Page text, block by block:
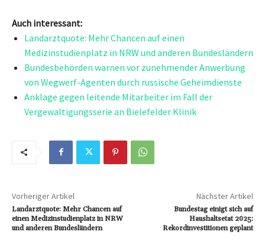
Auch interessant:
Landarztquote: Mehr Chancen auf einen
Medizinstudienplatz in NRW und anderen Bundesländern
Bundesbehörden warnen vor zunehmender Anwerbung
von Wegwerf-Agenten durch russische Geheimdienste
Anklage gegen leitende Mitarbeiter im Fall der
Vergewaltigungsserie an Bielefelder Klinik
Vorheriger Artikel
Landarztquote: Mehr Chancen auf
einen Medizinstudienplatz in NRW
und anderen Bundesländern
Nächster Artikel
Bundestag einigt sich auf
Haushaltsetat 2025:
Rekordinvestitionen geplant